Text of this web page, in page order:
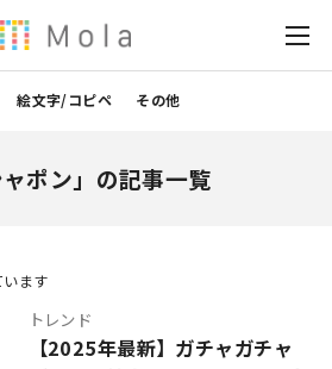
絵文字/コピペ その他
ャポン」の記事一覧
ます
トレンド
【2025年最新】ガチャガチャ